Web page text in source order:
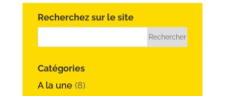
Recherchez sur le site
Catégories
A la une(8)